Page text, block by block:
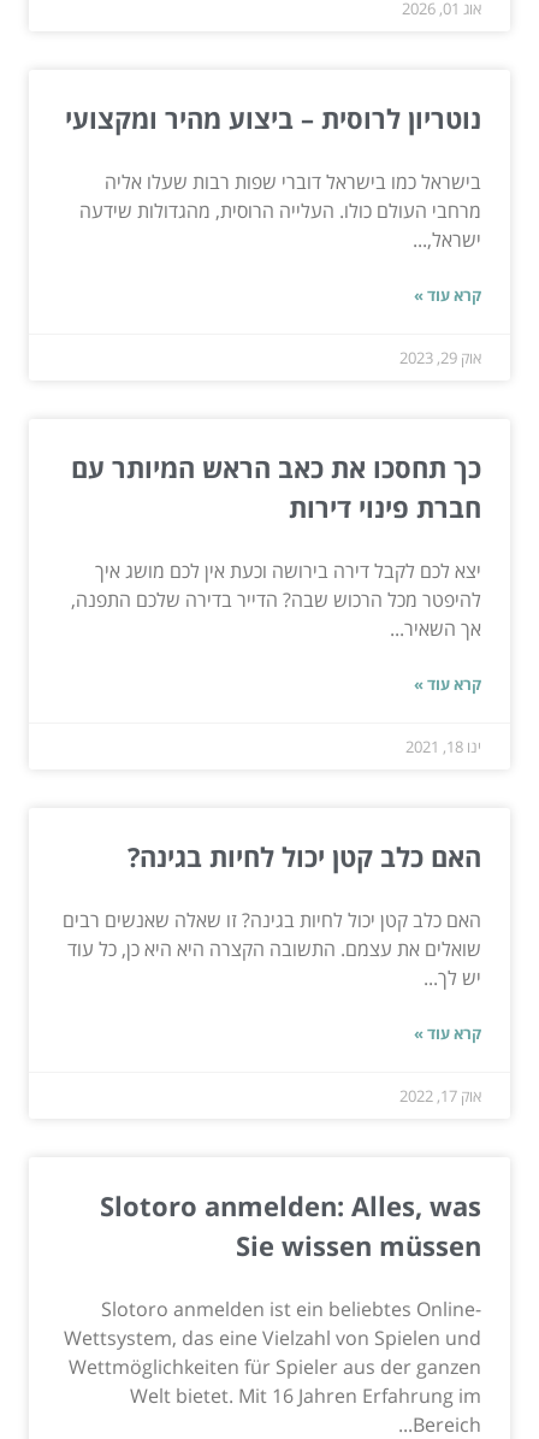
אוג 01, 2026
נוטריון לרוסית – ביצוע מהיר ומקצועי
בישראל כמו בישראל דוברי שפות רבות שעלו אליה
מרחבי העולם כולו. העלייה הרוסית, מהגדולות שידעה
ישראל,...
קרא עוד »
אוק 29, 2023
כך תחסכו את כאב הראש המיותר עם
חברת פינוי דירות
יצא לכם לקבל דירה בירושה וכעת אין לכם מושג איך
להיפטר מכל הרכוש שבה? הדייר בדירה שלכם התפנה,
אך השאיר...
קרא עוד »
ינו 18, 2021
האם כלב קטן יכול לחיות בגינה?
האם כלב קטן יכול לחיות בגינה? זו שאלה שאנשים רבים
שואלים את עצמם. התשובה הקצרה היא היא כן, כל עוד
יש לך...
קרא עוד »
אוק 17, 2022
Slotoro anmelden: Alles, was
Sie wissen müssen
Slotoro anmelden ist ein beliebtes Online-
Wettsystem, das eine Vielzahl von Spielen und
Wettmöglichkeiten für Spieler aus der ganzen
Welt bietet. Mit 16 Jahren Erfahrung im
Bereich...